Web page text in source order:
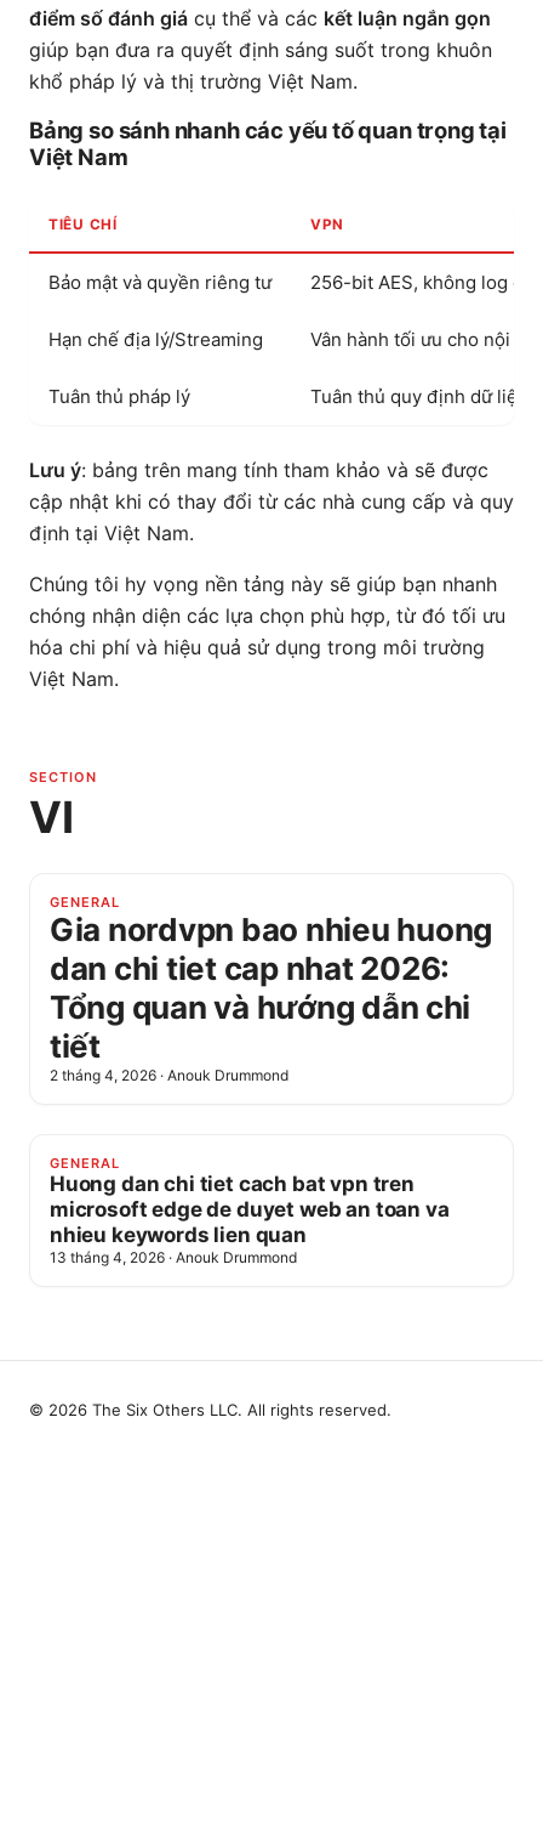
điểm số đánh giá cụ thể và các kết luận ngắn gọn
giúp bạn đưa ra quyết định sáng suốt trong khuôn
khổ pháp lý và thị trường Việt Nam.
Bảng so sánh nhanh các yếu tố quan trọng tại
Việt Nam
TIÊU CHÍ VPN
Bảo mật và quyền riêng tư 256-bit AES, không log
Hạn chế địa lý/Streaming Vân hành tối ưu cho nội
Tuân thủ pháp lý Tuân thủ quy định dữ liệu
Lưu ý: bảng trên mang tính tham khảo và sẽ được
cập nhật khi có thay đổi từ các nhà cung cấp và quy
định tại Việt Nam.
Chúng tôi hy vọng nền tảng này sẽ giúp bạn nhanh
chóng nhận diện các lựa chọn phù hợp, từ đó tối ưu
hóa chi phí và hiệu quả sử dụng trong môi trường
Việt Nam.
SECTION
VI
GENERAL
Gia nordvpn bao nhieu huong
dan chi tiet cap nhat 2026:
Tổng quan và hướng dẫn chi
tiết
2 tháng 4, 2026 · Anouk Drummond
GENERAL
Huong dan chi tiet cach bat vpn tren
microsoft edge de duyet web an toan va
nhieu keywords lien quan
13 tháng 4, 2026 · Anouk Drummond
© 2026 The Six Others LLC. All rights reserved.